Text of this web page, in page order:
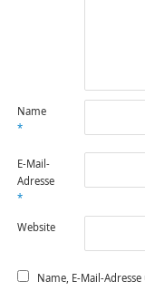
Name
*
E-Mail-
Adresse
*
Website
Name, E-Mail-